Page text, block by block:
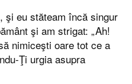
şi eu stăteam încă singur
şi am strigat: „Ah!
nimiceşti oare tot ce a
Ţi urgia asupra